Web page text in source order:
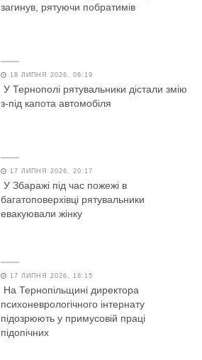
загинув, рятуючи побратимів
18 ЛИПНЯ 2026, 06:19
У Тернополі рятувальники дістали змію
з-під капота автомобіля
17 ЛИПНЯ 2026, 20:17
У Збаражі під час пожежі в
багатоповерхівці рятувальники
евакуювали жінку
17 ЛИПНЯ 2026, 18:15
На Тернопільщині директора
психоневрологічного інтернату
підозрюють у примусовій праці
підопічних